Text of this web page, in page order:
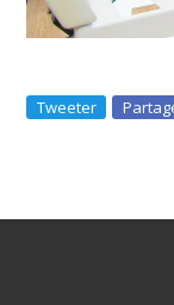
Tweeter